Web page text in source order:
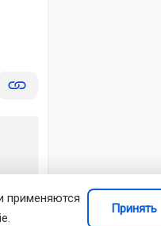
применяются
Принять